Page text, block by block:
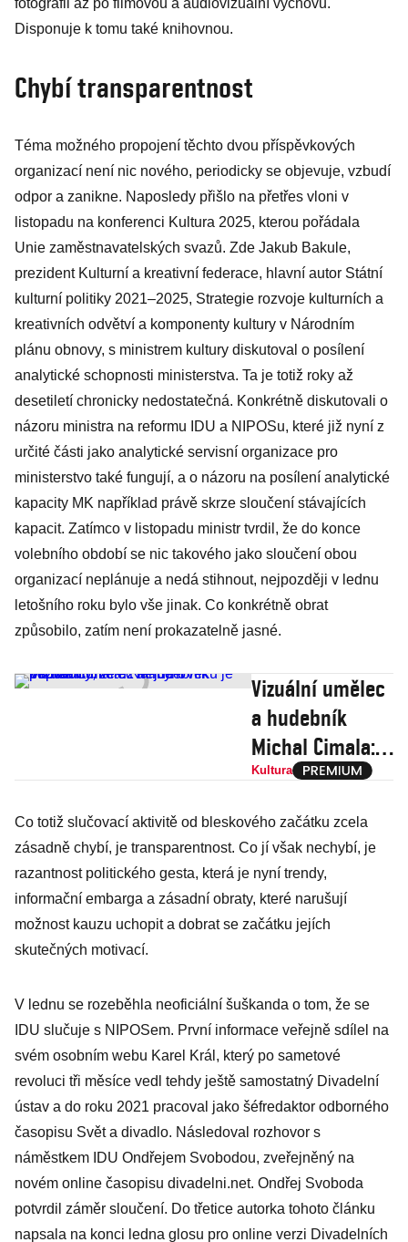
fotografii až po filmovou a audiovizuální výchovu.
Disponuje k tomu také knihovnou.
Chybí transparentnost
Téma možného propojení těchto dvou příspěvkových
organizací není nic nového, periodicky se objevuje, vzbudí
odpor a zanikne. Naposledy přišlo na přetřes vloni v
listopadu na konferenci Kultura 2025, kterou pořádala
Unie zaměstnavatelských svazů. Zde Jakub Bakule,
prezident Kulturní a kreativní federace, hlavní autor Státní
kulturní politiky 2021–2025, Strategie rozvoje kulturních a
kreativních odvětví a komponenty kultury v Národním
plánu obnovy, s ministrem kultury diskutoval o posílení
analytické schopnosti ministerstva. Ta je totiž roky až
desetiletí chronicky nedostatečná. Konkrétně diskutovali o
názoru ministra na reformu IDU a NIPOSu, které již nyní z
určité části jako analytické servisní organizace pro
ministerstvo také fungují, a o názoru na posílení analytické
kapacity MK například právě skrze sloučení stávajících
kapacit. Zatímco v listopadu ministr tvrdil, že do konce
volebního období se nic takového jako sloučení obou
organizací neplánuje a nedá stihnout, nejpozději v lednu
letošního roku bylo vše jinak. Co konkrétně obrat
způsobilo, zatím není prokazatelně jasné.
Vizuální umělec
a hudebník
Michal Cimala:
Na mým věku je
nejde o
popularitu
Kultura
Co totiž slučovací aktivitě od bleskového začátku zcela
zásadně chybí, je transparentnost. Co jí však nechybí, je
razantnost politického gesta, která je nyní trendy,
informační embarga a zásadní obraty, které narušují
možnost kauzu uchopit a dobrat se začátku jejích
skutečných motivací.
V lednu se rozeběhla neoficiální šuškanda o tom, že se
IDU slučuje s NIPOSem. První informace veřejně sdílel na
svém osobním webu Karel Král, který po sametové
revoluci tři měsíce vedl tehdy ještě samostatný Divadelní
ústav a do roku 2021 pracoval jako šéfredaktor odborného
časopisu Svět a divadlo. Následoval rozhovor s
náměstkem IDU Ondřejem Svobodou, zveřejněný na
novém online časopisu divadelni.net. Ondřej Svoboda
potvrdil záměr sloučení. Do třetice autorka tohoto článku
napsala na konci ledna glosu pro online verzi Divadelních